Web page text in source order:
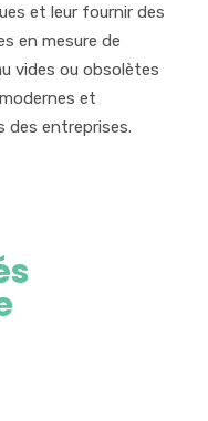
et leur fournir des
en mesure de
vides ou obsolètes
et
des entreprises.